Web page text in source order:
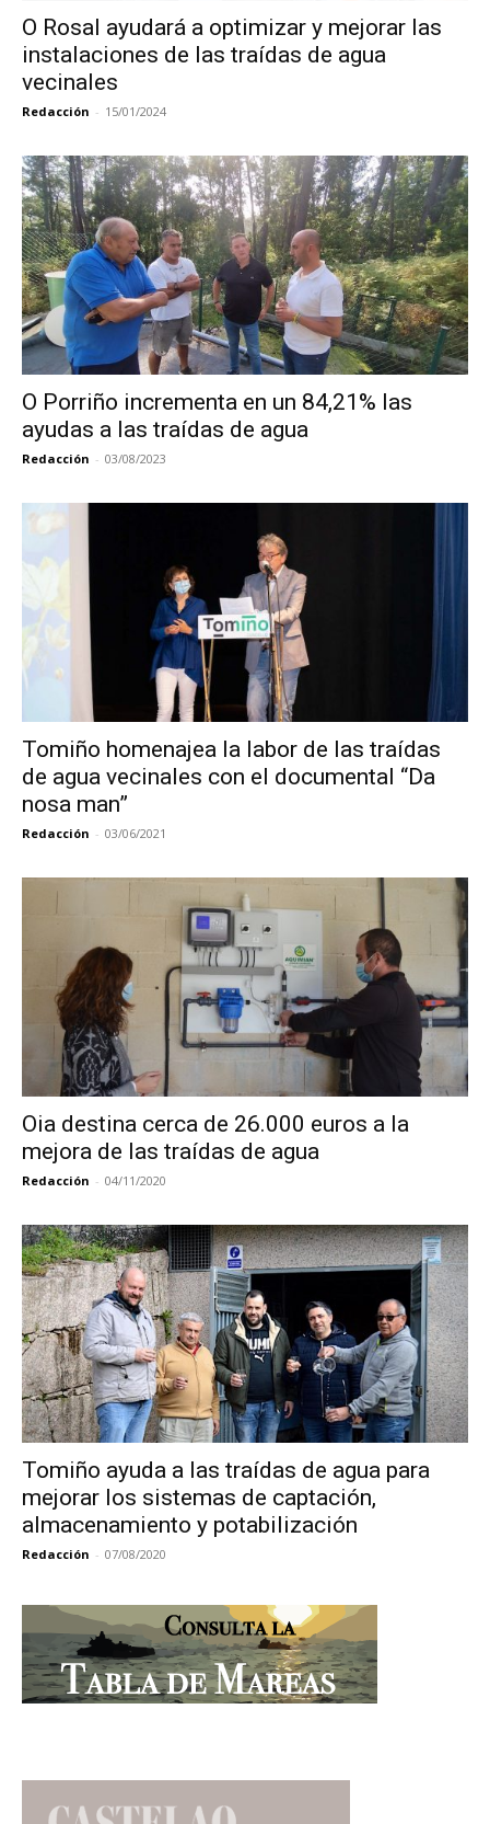
O Rosal ayudará a optimizar y mejorar las
instalaciones de las traídas de agua
vecinales
Redacción - 15/01/2024
O Porriño incrementa en un 84,21% las
ayudas a las traídas de agua
Redacción - 03/08/2023
Tomiño homenajea la labor de las traídas
de agua vecinales con el documental “Da
nosa man”
Redacción - 03/06/2021
Oia destina cerca de 26.000 euros a la
mejora de las traídas de agua
Redacción - 04/11/2020
Tomiño ayuda a las traídas de agua para
mejorar los sistemas de captación,
almacenamiento y potabilización
Redacción - 07/08/2020